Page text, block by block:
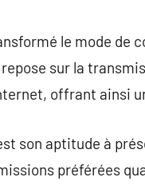
le mode
sur la
offrant ainsi
son aptitude à
préférées